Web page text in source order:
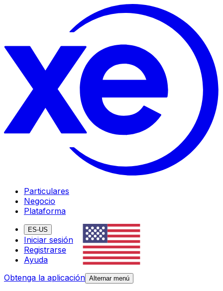
Particulares
Negocio
Plataforma
ES-US
Iniciar sesión
Registrarse
Ayuda
Obtenga la aplicación Alternar menú